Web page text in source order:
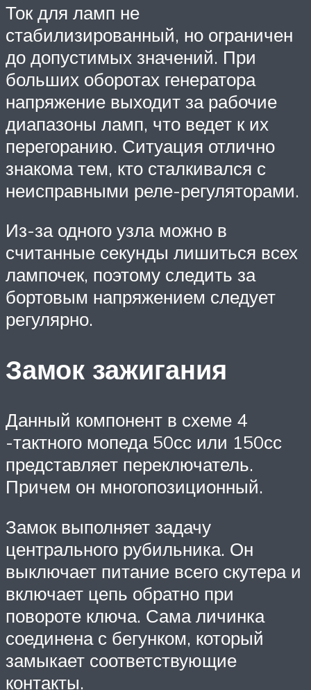
Ток для ламп не
стабилизированный, но ограничен
до допустимых значений. При
больших оборотах генератора
напряжение выходит за рабочие
диапазоны ламп, что ведет к их
перегоранию. Ситуация отлично
знакома тем, кто сталкивался с
неисправными реле-регуляторами.
Из-за одного узла можно в
считанные секунды лишиться всех
лампочек, поэтому следить за
бортовым напряжением следует
регулярно.
Замок зажигания
Данный компонент в схеме 4
-тактного мопеда 50сс или 150сс
представляет переключатель.
Причем он многопозиционный.
Замок выполняет задачу
центрального рубильника. Он
выключает питание всего скутера и
включает цепь обратно при
повороте ключа. Сама личинка
соединена с бегунком, который
замыкает соответствующие
контакты.